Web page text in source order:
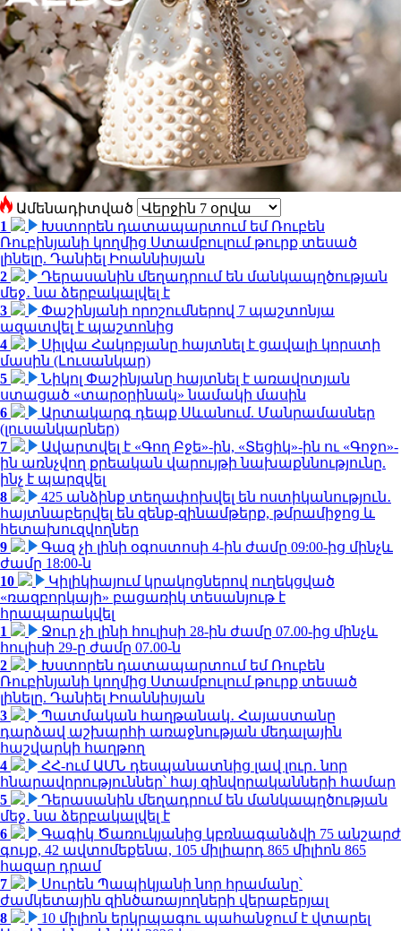
Ամենադիտված
1
Խստորեն դատապարտում եմ Ռուբեն
Ռուբինյանի կողմից Ստամբուլում թուրք տեսած
լինելը. Դանիել Իոաննիսյան
2
Դերասանին մեղադրում են մանկապղծության
մեջ․ նա ձերբակալվել է
3
Փաշինյանի որոշումներով 7 պաշտոնյա
ազատվել է պաշտոնից
4
Սիլվա Հակոբյանը հայտնել է ցավալի կորստի
մասին (Լուսանկար)
5
Նիկոլ Փաշինյանը հայտնել է առավոտյան
ստացած «տարօրինակ» նամակի մասին
6
Արտակարգ դեպք Սևանում. Մանրամասներ
(լուսանկարներ)
7
Ավարտվել է «Գող Բջե»-ին, «Տեցիկ»-ին ու «Գոջո»-
ին առնչվող քրեական վարույթի նախաքննությունը.
ինչ է պարզվել
8
425 անձինք տեղափոխվել են ոստիկանություն․
հայտնաբերվել են զենք-զինամթերք, թմրամիջոց և
հետախուզվողներ
9
Գազ չի լինի օգոստոսի 4-ին ժամը 09:00-ից մինչև
ժամը 18:00-ն
10
Կիլիկիայում կրակոցներով ուղեկցված
«ռազբորկայի» բացառիկ տեսանյութ է
հրապարակվել
1
Ջուր չի լինի հուլիսի 28-ին ժամը 07.00-ից մինչև
հուլիսի 29-ը ժամը 07.00-ն
2
Խստորեն դատապարտում եմ Ռուբեն
Ռուբինյանի կողմից Ստամբուլում թուրք տեսած
լինելը. Դանիել Իոաննիսյան
3
Պատմական հաղթանակ․ Հայաստանը
դարձավ աշխարհի առաջնության մեդալային
հաշվարկի հաղթող
4
ՀՀ-ում ԱՄՆ դեսպանատնից լավ լուր․ նոր
հնարավորություններ՝ հայ զինվորականների համար
5
Դերասանին մեղադրում են մանկապղծության
մեջ․ նա ձերբակալվել է
6
Գագիկ Ծառուկյանից կբռնագանձվի 75 անշարժ
գույք, 42 ավտոմեքենա, 105 միլիարդ 865 միլիոն 865
հազար դրամ
7
Սուրեն Պապիկյանի նոր հրամանը՝
ժամկետային զինծառայողների վերաբերյալ
8
10 միլիոն երկրպագու պահանջում է վտարել